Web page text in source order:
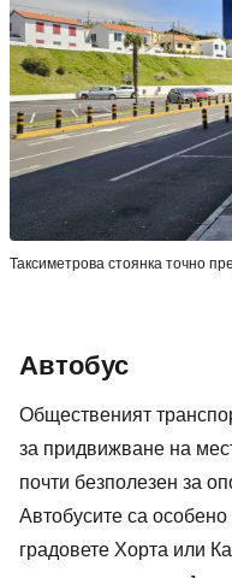
Таксиметрова стоянка точно
Автобус
Общественият
за придвижване на
почти безполезен за
Автобусите са
градовете Хорта или